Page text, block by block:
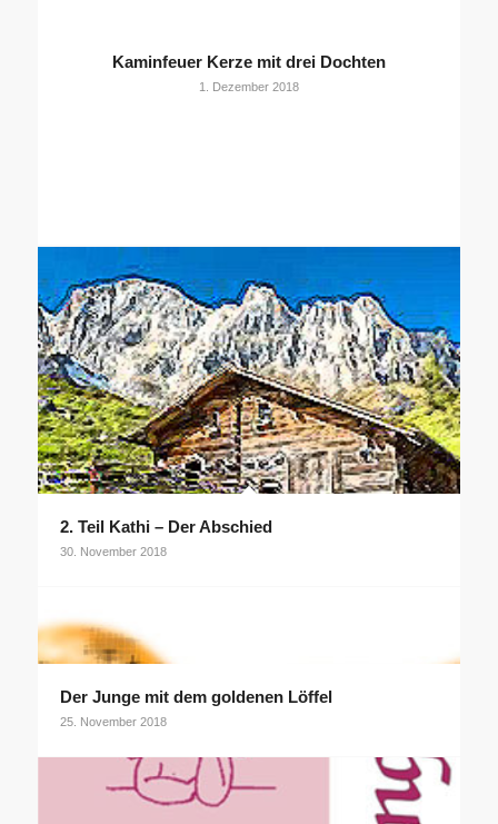
Kaminfeuer Kerze mit drei Dochten
1. Dezember 2018
2. Teil Kathi – Der Abschied
30. November 2018
Der Junge mit dem goldenen Löffel
25. November 2018